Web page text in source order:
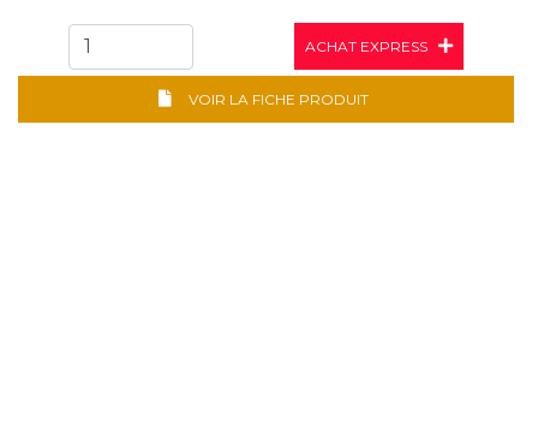
ACHAT EXPRESS
VOIR LA FICHE PRODUIT